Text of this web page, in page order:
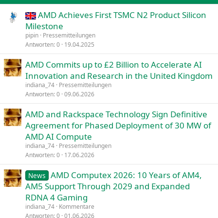
Verdana
AMD Achieves First TSMC N2 Product Silicon
Milestone
pipin Pressemitteilungen
Antworten 0 19.04.2025
AMD Commits up to £2 Billion to Accelerate AI
Innovation and Research in the United Kingdom
indiana_74 Pressemitteilungen
Antworten 0 09.06.2026
AMD and Rackspace Technology Sign Definitive
Agreement for Phased Deployment of 30 MW of
AMD AI Compute
indiana_74 Pressemitteilungen
Antworten 0 17.06.2026
News AMD Computex 2026: 10 Years of AM4,
AM5 Support Through 2029 and Expanded
RDNA 4 Gaming
indiana_74 Kommentare
Antworten 0 01.06.2026